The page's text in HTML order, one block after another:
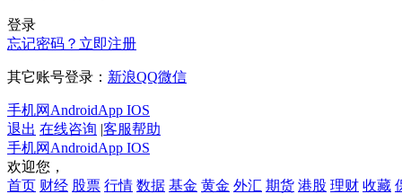
登录
忘记密码？ 立即注册
其它账号登录： 新浪QQ微信
手机网 AndroidApp IOS
退出 在线咨询 |客服帮助
手机网 AndroidApp IOS
欢迎您，
首页 财经 股票 行情 数据 基金 黄金 外汇 期货 港股 理财 收藏